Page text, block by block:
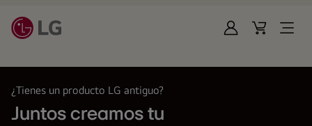
IniciarCart
Open
¿Tienes un producto LG antiguo?
Juntos creamos tu